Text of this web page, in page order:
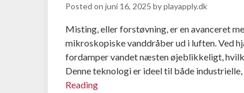
Posted on juni 16, 2025 byplayapply.dk
Misting, eller forstøvning, er en avanceret
mikroskopiske vanddråber ud i luften. Ved
fordamper vandet næsten øjeblikkeligt,
Denne teknologi er ideel til både
Reading